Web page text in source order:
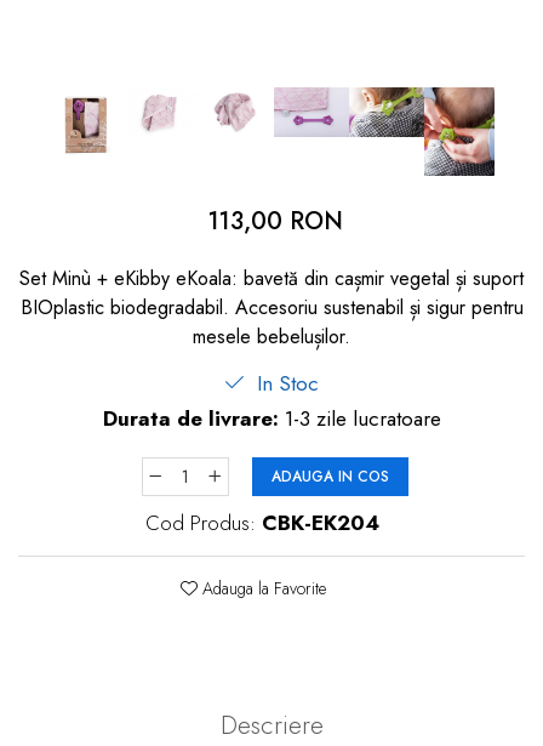
Igiena copii
113,00 RON
Set Minù + eKibby eKoala: bavetă din cașmir vegetal și suport
BIOplastic biodegradabil. Accesoriu sustenabil și sigur pentru
mesele bebelușilor.
In Stoc
Durata de livrare: 1-3 zile lucratoare
ADAUGA IN COS
Cod Produs: CBK-EK204
Adauga la Favorite
Descriere